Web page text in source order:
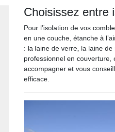
Choisissez entre
Pour l’isolation de vos
en une couche, étanche à
: la laine de verre, la laine de
professionnel en couverture,
accompagner et vous
efficace.